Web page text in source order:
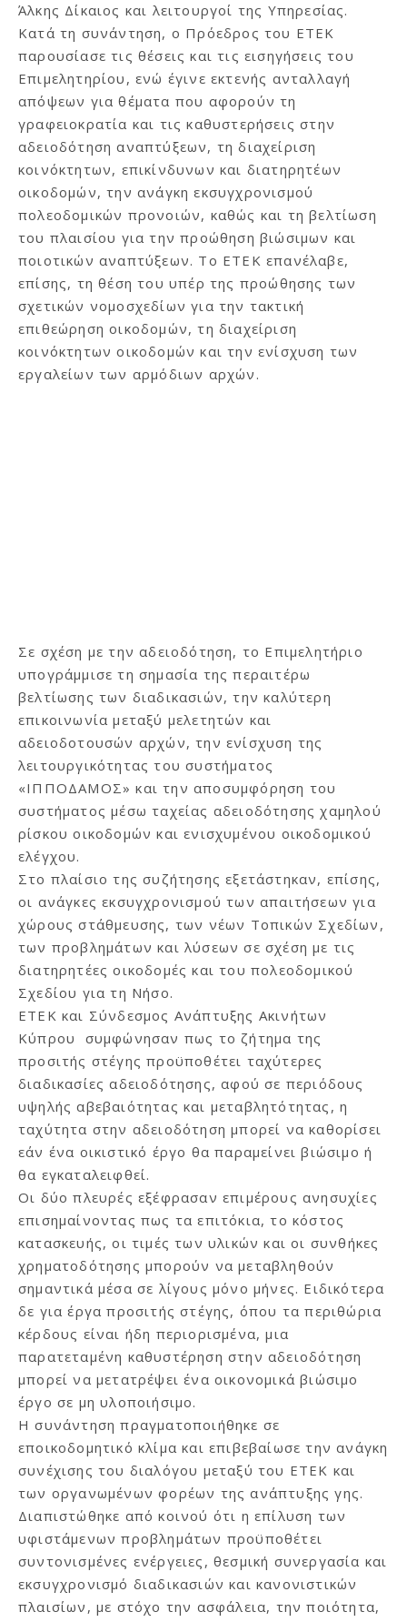
Άλκης Δίκαιος και λειτουργοί της Υπηρεσίας.
Κατά τη συνάντηση, ο Πρόεδρος του ΕΤΕΚ
παρουσίασε τις θέσεις και τις εισηγήσεις του
Επιμελητηρίου, ενώ έγινε εκτενής ανταλλαγή
απόψεων για θέματα που αφορούν τη
γραφειοκρατία και τις καθυστερήσεις στην
αδειοδότηση αναπτύξεων, τη διαχείριση
κοινόκτητων, επικίνδυνων και διατηρητέων
οικοδομών, την ανάγκη εκσυγχρονισμού
πολεοδομικών προνοιών, καθώς και τη βελτίωση
του πλαισίου για την προώθηση βιώσιμων και
ποιοτικών αναπτύξεων. Το ΕΤΕΚ επανέλαβε,
επίσης, τη θέση του υπέρ της προώθησης των
σχετικών νομοσχεδίων για την τακτική
επιθεώρηση οικοδομών, τη διαχείριση
κοινόκτητων οικοδομών και την ενίσχυση των
εργαλείων των αρμόδιων αρχών.
Σε σχέση με την αδειοδότηση, το Επιμελητήριο
υπογράμμισε τη σημασία της περαιτέρω
βελτίωσης των διαδικασιών, την καλύτερη
επικοινωνία μεταξύ μελετητών και
αδειοδοτουσών αρχών, την ενίσχυση της
λειτουργικότητας του συστήματος
«ΙΠΠΟΔΑΜΟΣ» και την αποσυμφόρηση του
συστήματος μέσω ταχείας αδειοδότησης χαμηλού
ρίσκου οικοδομών και ενισχυμένου οικοδομικού
ελέγχου.
Στο πλαίσιο της συζήτησης εξετάστηκαν, επίσης,
οι ανάγκες εκσυγχρονισμού των απαιτήσεων για
χώρους στάθμευσης, των νέων Τοπικών Σχεδίων,
των προβλημάτων και λύσεων σε σχέση με τις
διατηρητέες οικοδομές και του πολεοδομικού
Σχεδίου για τη Νήσο.
ΕΤΕΚ και Σύνδεσμος Ανάπτυξης Ακινήτων
Κύπρου συμφώνησαν πως το ζήτημα της
προσιτής στέγης προϋποθέτει ταχύτερες
διαδικασίες αδειοδότησης, αφού σε περιόδους
υψηλής αβεβαιότητας και μεταβλητότητας, η
ταχύτητα στην αδειοδότηση μπορεί να καθορίσει
εάν ένα οικιστικό έργο θα παραμείνει βιώσιμο ή
θα εγκαταλειφθεί.
Οι δύο πλευρές εξέφρασαν επιμέρους ανησυχίες
επισημαίνοντας πως τα επιτόκια, το κόστος
κατασκευής, οι τιμές των υλικών και οι συνθήκες
χρηματοδότησης μπορούν να μεταβληθούν
σημαντικά μέσα σε λίγους μόνο μήνες. Ειδικότερα
δε για έργα προσιτής στέγης, όπου τα περιθώρια
κέρδους είναι ήδη περιορισμένα, μια
παρατεταμένη καθυστέρηση στην αδειοδότηση
μπορεί να μετατρέψει ένα οικονομικά βιώσιμο
έργο σε μη υλοποιήσιμο.
Η συνάντηση πραγματοποιήθηκε σε
εποικοδομητικό κλίμα και επιβεβαίωσε την ανάγκη
συνέχισης του διαλόγου μεταξύ του ΕΤΕΚ και
των οργανωμένων φορέων της ανάπτυξης γης.
Διαπιστώθηκε από κοινού ότι η επίλυση των
υφιστάμενων προβλημάτων προϋποθέτει
συντονισμένες ενέργειες, θεσμική συνεργασία και
εκσυγχρονισμό διαδικασιών και κανονιστικών
πλαισίων, με στόχο την ασφάλεια, την ποιότητα,